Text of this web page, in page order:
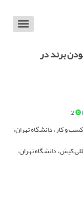
Toggle
برند در
2
و کار، دانشگاه تهران،
کیش، دانشگاه تهران،